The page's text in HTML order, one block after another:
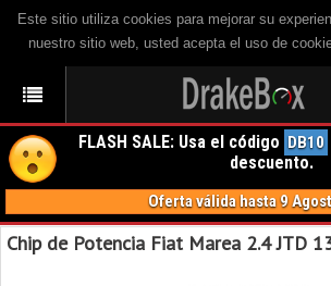
Este sitio utiliza cookies para mejorar su
nuestro sitio web, usted acepta el uso de
FLASH SALE: Usa el código DB10
descuento.
Oferta válida hasta 9
Chip de Potencia Fiat Marea 2.4 JTD